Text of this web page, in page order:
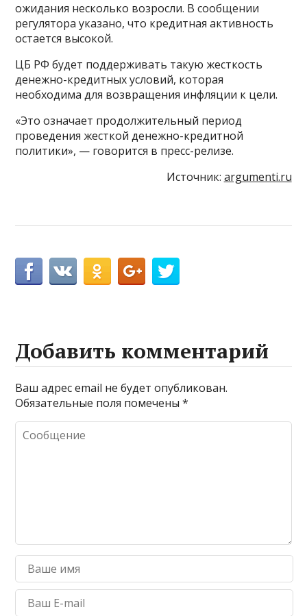
ожидания несколько возросли. В сообщении
регулятора указано, что кредитная активность
остается высокой.
ЦБ РФ будет поддерживать такую жесткость
денежно-кредитных условий, которая
необходима для возвращения инфляции к цели.
«Это означает продолжительный период
проведения жесткой денежно-кредитной
политики», — говорится в пресс-релизе.
Источник: argumenti.ru
Добавить комментарий
Ваш адрес email не будет опубликован.
Обязательные поля помечены*